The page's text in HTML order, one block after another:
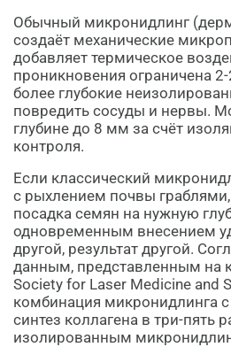
Обычный микронидлинг
создаёт механические
добавляет термическое
проникновения ограничена
более глубокие
повредить сосуды и нервы.
глубине до 8 мм за счёт
контроля.
Если классический
с рыхлением почвы
посадка семян на нужную
одновременным внесением
другой, результат другой.
данным, представленным на
Society for Laser Medicine and
комбинация микронидлинга с
синтез коллагена в три-пять
изолированным